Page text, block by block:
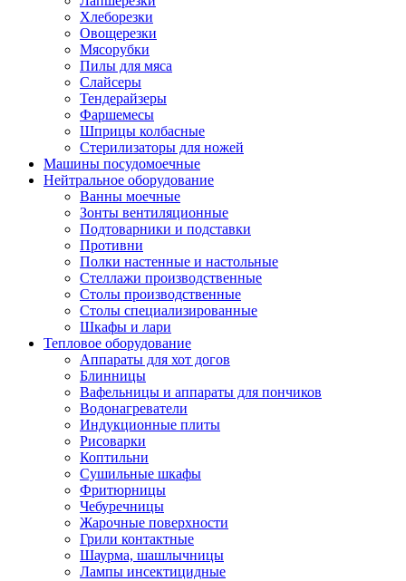
Хлеборезки
Овощерезки
Мясорубки
Пилы для мяса
Слайсеры
Тендерайзеры
Фаршемесы
Шприцы колбасные
Стерилизаторы для ножей
Машины посудомоечные
Нейтральное оборудование
Ванны моечные
Зонты вентиляционные
Подтоварники и подставки
Противни
Полки настенные и настольные
Стеллажи производственные
Столы производственные
Столы специализированные
Шкафы и лари
Тепловое оборудование
Аппараты для хот догов
Блинницы
Вафельницы и аппараты для пончиков
Водонагреватели
Индукционные плиты
Рисоварки
Коптильни
Сушильные шкафы
Фритюрницы
Чебуречницы
Жарочные поверхности
Грили контактные
Шаурма, шашлычницы
Лампы инсектицидные